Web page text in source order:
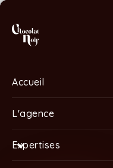
Accueil
L'agence
Expertises
Accueil
L'agence
Expertises